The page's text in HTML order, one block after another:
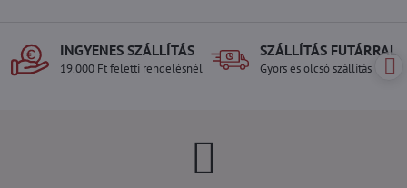
INGYENES SZÁLLÍTÁS
19.000 Ft feletti rendelésnél
SZÁLLÍTÁS FUTÁRRAL
Gyors és olcsó szállítás